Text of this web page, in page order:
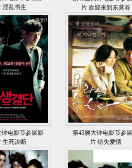
淫乱书生
片 欢迎来到东莫谷
钟电影节参展影
生死决断
第43届大钟电影节参
片 错失爱情